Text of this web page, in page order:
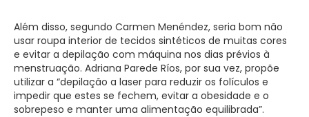
Além disso, segundo Carmen Menéndez, seria bom não
usar roupa interior de tecidos sintéticos de muitas cores
e evitar a depilação com máquina nos dias prévios à
menstruação. Adriana Parede Ríos, por sua vez, propõe
utilizar a “depilação a laser para reduzir os folículos e
impedir que estes se fechem, evitar a obesidade e o
sobrepeso e manter uma alimentação equilibrada”.